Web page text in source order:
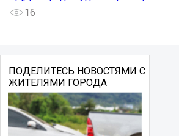
16
ПОДЕЛИТЕСЬ НОВОСТЯМИ С
ЖИТЕЛЯМИ ГОРОДА